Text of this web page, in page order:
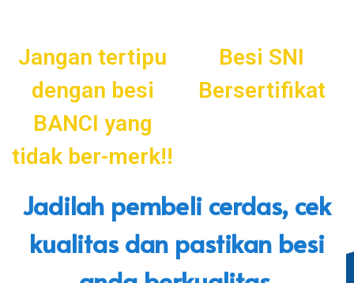
Jangan tertipu
dengan besi
BANCI yang
tidak ber-merk!!
Besi SNI
Bersertifikat
Jadilah pembeli cerdas, cek
kualitas dan pastikan besi